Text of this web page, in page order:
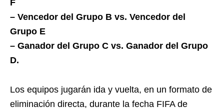
F
– Vencedor del Grupo B vs. Vencedor del
Grupo E
– Ganador del Grupo C vs. Ganador del Grupo
D.
Los equipos jugarán ida y vuelta, en un formato de
eliminación directa, durante la fecha FIFA de